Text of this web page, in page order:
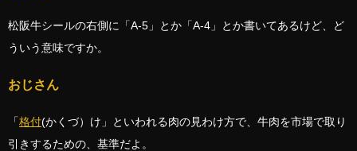
松阪牛シールの右側に「A-5」とか「A-4」とか書いてあるけど、ど
ういう意味ですか。
おじさん
「格付(かくづ）け」といわれる肉の見わけ方で、牛肉を市場で取り
引きするための、基準だよ。